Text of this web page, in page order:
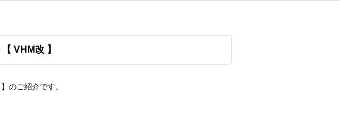
VHM改 】
のご紹介です。